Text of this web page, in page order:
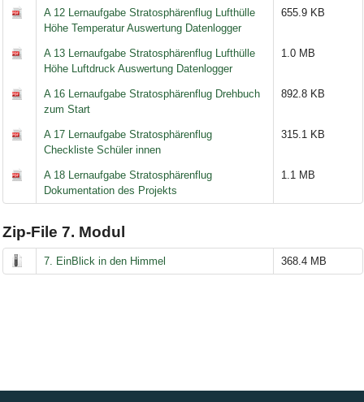
A 12 Lernaufgabe Stratosphärenflug Lufthülle
Höhe Temperatur Auswertung Datenlogger
655.9 KB
A 13 Lernaufgabe Stratosphärenflug Lufthülle
Höhe Luftdruck Auswertung Datenlogger
1.0 MB
A 16 Lernaufgabe Stratosphärenflug Drehbuch
zum Start
892.8 KB
A 17 Lernaufgabe Stratosphärenflug
Checkliste Schüler innen
315.1 KB
A 18 Lernaufgabe Stratosphärenflug
Dokumentation des Projekts
1.1 MB
Zip-File 7. Modul
7. EinBlick in den Himmel 368.4 MB